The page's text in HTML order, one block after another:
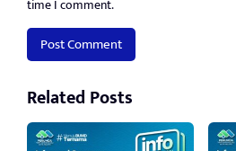
time I comment.
Related Posts